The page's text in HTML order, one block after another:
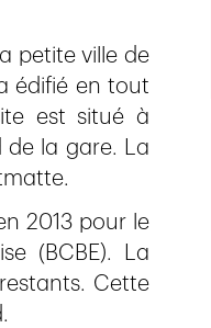
petite ville de
édifié en tout
est situé à
de la gare. La
2013 pour le
(BCBE). La
Cette